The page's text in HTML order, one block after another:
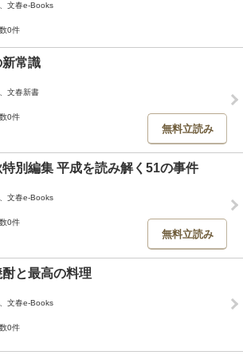
文春e-Books
0件
新常識
文春新書
0件
無料立読み
別編集 平成を読み解く51の事件
文春e-Books
0件
無料立読み
と最高の料理
文春e-Books
0件